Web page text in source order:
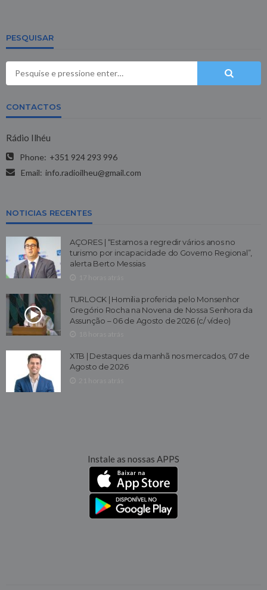
PESQUISAR
CONTACTOS
Rádio Ilhéu
Phone: +351 924 293 996
Email: info.radioilheu@gmail.com
NOTICIAS RECENTES
AÇORES | “Estamos a regredir vários anos no
turismo por incapacidade do Governo Regional”,
alerta Berto Messias
TURLOCK | Homilia proferida pelo Monsenhor
Gregório Rocha na Novena de Nossa Senhora da
Assunção – 06 de Agosto de 2026 (c/ vídeo)
XTB | Destaques da manhã nos mercados, 07 de
Agosto de 2026
Instale as nossas APPS